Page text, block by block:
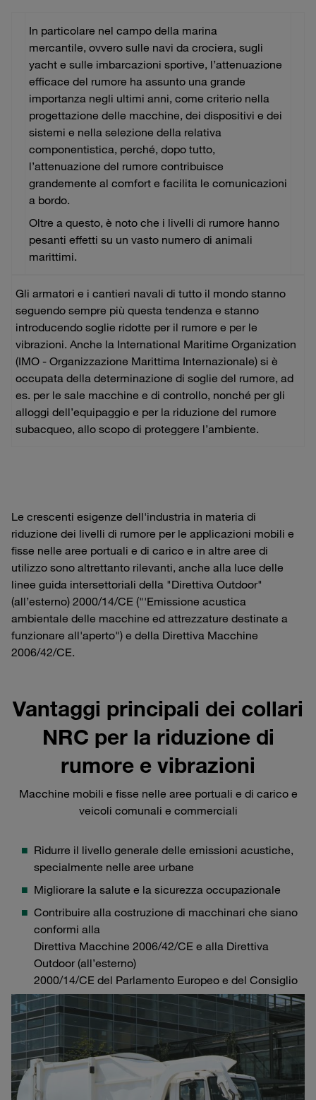
In particolare nel campo della marina
mercantile, ovvero sulle navi da crociera, sugli
yacht e sulle imbarcazioni sportive, l’attenuazione
efficace del rumore ha assunto una grande
importanza negli ultimi anni, come criterio nella
progettazione delle macchine, dei dispositivi e dei
sistemi e nella selezione della relativa
componentistica, perché, dopo tutto,
l’attenuazione del rumore contribuisce
grandemente al comfort e facilita le comunicazioni
a bordo.
Oltre a questo, è noto che i livelli di rumore hanno
pesanti effetti su un vasto numero di animali
marittimi.
Gli armatori e i cantieri navali di tutto il mondo stanno
seguendo sempre più questa tendenza e stanno
introducendo soglie ridotte per il rumore e per le
vibrazioni. Anche la International Maritime Organization
(IMO - Organizzazione Marittima Internazionale) si è
occupata della determinazione di soglie del rumore, ad
es. per le sale macchine e di controllo, nonché per gli
alloggi dell’equipaggio e per la riduzione del rumore
subacqueo, allo scopo di proteggere l’ambiente.
Le crescenti esigenze dell'industria in materia di
riduzione dei livelli di rumore per le applicazioni mobili e
fisse nelle aree portuali e di carico e in altre aree di
utilizzo sono altrettanto rilevanti, anche alla luce delle
linee guida intersettoriali della "Direttiva Outdoor"
(all’esterno) 2000/14/CE ("'Emissione acustica
ambientale delle macchine ed attrezzature destinate a
funzionare all'aperto") e della Direttiva Macchine
2006/42/CE.
Vantaggi principali dei collari
NRC per la riduzione di
rumore e vibrazioni
Macchine mobili e fisse nelle aree portuali e di carico e
veicoli comunali e commerciali
Ridurre il livello generale delle emissioni acustiche,
specialmente nelle aree urbane
Migliorare la salute e la sicurezza occupazionale
Contribuire alla costruzione di macchinari che siano
conformi alla
Direttiva Macchine 2006/42/CE e alla Direttiva
Outdoor (all’esterno)
2000/14/CE del Parlamento Europeo e del Consiglio